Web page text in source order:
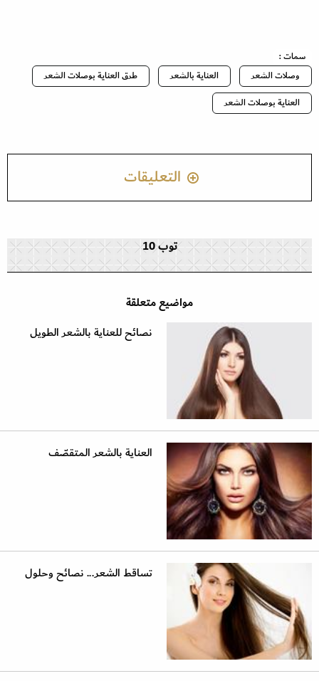
سمات :
وصلات الشعر
العناية بالشعر
طرق العناية بوصلات الشعر
العناية بوصلات الشعر
التعليقات
توب 10
مواضيع متعلقة
نصائح للعناية بالشعر الطويل
العناية بالشعر المتقصّف
تساقط الشعر... نصائح وحلول